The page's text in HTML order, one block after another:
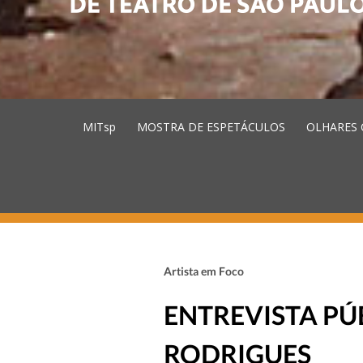
MITsp MOSTRA DE ESPETÁCULOS OLHARES
Artista em Foco
ENTREVISTA
RODRIGUES